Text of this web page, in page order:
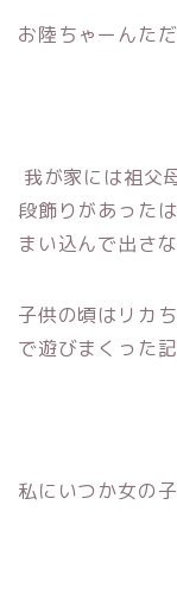
お陸ちゃーんた
我が家には祖父
段飾りがあった
まい込んで出さ
子供の頃はリカ
で遊びまくった
私にいつか女の